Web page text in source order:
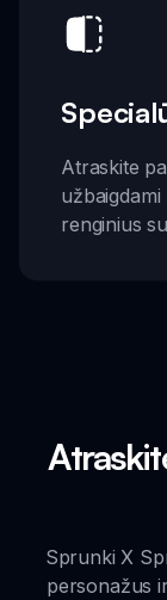
Atraskite
renginius
Sprunki X
personažus